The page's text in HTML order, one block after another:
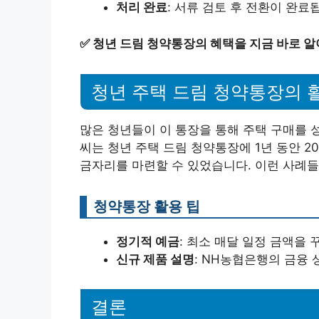
처리 완료: 서류 검토 후 전환이 완료
✅ 청년 드림 청약통장의 혜택을 지금 바로
청년 주택 드림 청약통장의
많은 청년들이 이 통장을 통해 주택 구매를
씨는 청년 주택 드림 청약통장에 1년 동안
금자리를 마련할 수 있었습니다. 이런 사례
청약통장 활용 팁
정기적 예금: 최소 매달 일정 금액을
신규 제품 설명: NH농협은행의 금융
결론